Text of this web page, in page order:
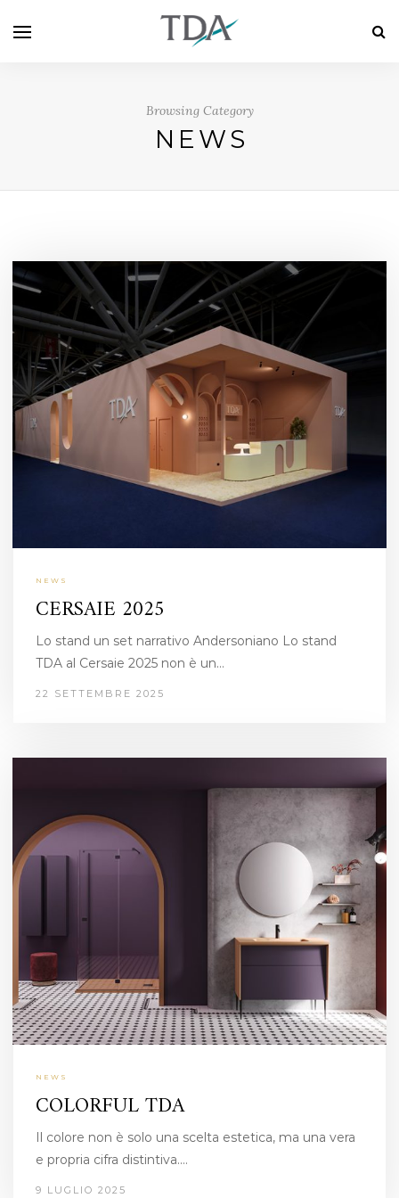
Browsing Category
NEWS
NEWS
CERSAIE 2025
Lo stand un set narrativo Andersoniano Lo stand
TDA al Cersaie 2025 non è un…
22 SETTEMBRE 2025
NEWS
COLORFUL TDA
Il colore non è solo una scelta estetica, ma una vera
e propria cifra distintiva.…
9 LUGLIO 2025